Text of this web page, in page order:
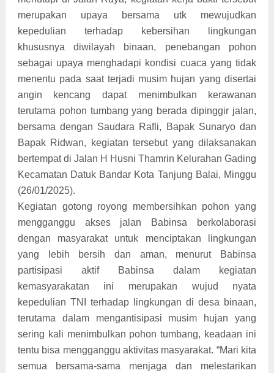
merupakan upaya bersama utk mewujudkan
kepedulian terhadap kebersihan lingkungan
khususnya diwilayah binaan, penebangan pohon
sebagai upaya menghadapi kondisi cuaca yang tidak
menentu pada saat terjadi musim hujan yang disertai
angin kencang dapat menimbulkan kerawanan
terutama pohon tumbang yang berada dipinggir jalan,
bersama dengan Saudara Rafli, Bapak Sunaryo dan
Bapak Ridwan, kegiatan tersebut yang dilaksanakan
bertempat di Jalan H Husni Thamrin Kelurahan Gading
Kecamatan Datuk Bandar Kota Tanjung Balai, Minggu
(26/01/2025).
Kegiatan gotong royong membersihkan pohon yang
mengganggu akses jalan Babinsa berkolaborasi
dengan masyarakat untuk menciptakan lingkungan
yang lebih bersih dan aman, menurut Babinsa
partisipasi aktif Babinsa dalam kegiatan
kemasyarakatan ini merupakan wujud nyata
kepedulian TNI terhadap lingkungan di desa binaan,
terutama dalam mengantisipasi musim hujan yang
sering kali menimbulkan pohon tumbang, keadaan ini
tentu bisa mengganggu aktivitas masyarakat. “Mari kita
semua bersama-sama menjaga dan melestarikan